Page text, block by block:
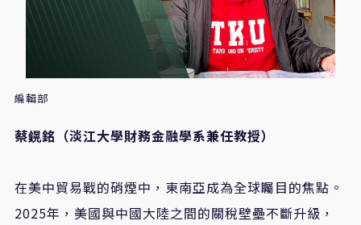
編輯部
蔡鎤銘（淡江大學財務金融學系兼任教授）
在美中貿易戰的硝煙中，東南亞成為全球矚目的焦點。
2025年，美國與中國大陸之間的關稅壁壘不斷升級，